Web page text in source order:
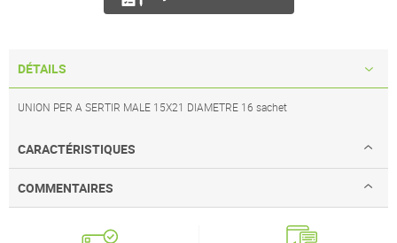
DÉTAILS
UNION PER A SERTIR MALE 15X21 DIAMETRE 16 sachet
CARACTÉRISTIQUES
COMMENTAIRES